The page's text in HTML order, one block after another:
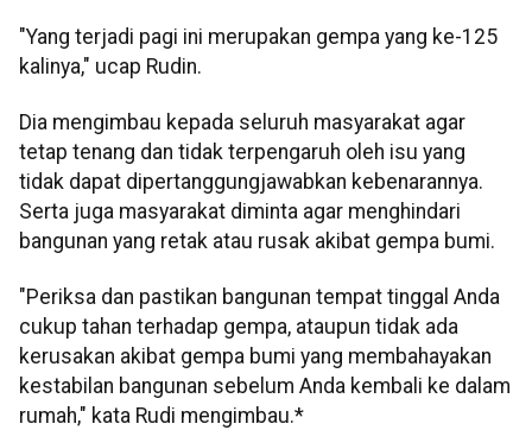
"Yang terjadi pagi ini merupakan gempa yang ke-125
kalinya," ucap Rudin.
Dia mengimbau kepada seluruh masyarakat agar
tetap tenang dan tidak terpengaruh oleh isu yang
tidak dapat dipertanggungjawabkan kebenarannya.
Serta juga masyarakat diminta agar menghindari
bangunan yang retak atau rusak akibat gempa bumi.
"Periksa dan pastikan bangunan tempat tinggal Anda
cukup tahan terhadap gempa, ataupun tidak ada
kerusakan akibat gempa bumi yang membahayakan
kestabilan bangunan sebelum Anda kembali ke dalam
rumah," kata Rudi mengimbau.*